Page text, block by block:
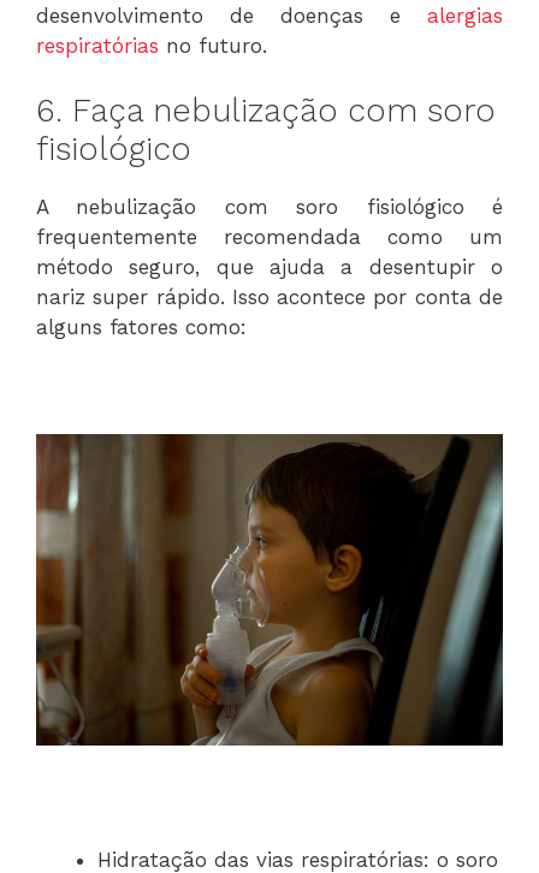
desenvolvimento de doenças e alergias
respiratórias no futuro.
6. Faça nebulização com soro
fisiológico
A nebulização com soro fisiológico é
frequentemente recomendada como um
método seguro, que ajuda a desentupir o
nariz super rápido. Isso acontece por conta de
alguns fatores como:
Hidratação das vias respiratórias: o soro